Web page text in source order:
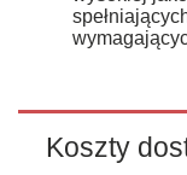
Koszty
Cena nie zawiera